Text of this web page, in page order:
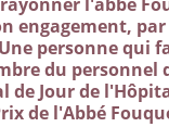
engagement,
personne qui
du personnel
de Jour de
de l'Abbé